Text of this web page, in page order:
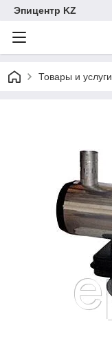
Эпицентр KZ
Товары и услуги